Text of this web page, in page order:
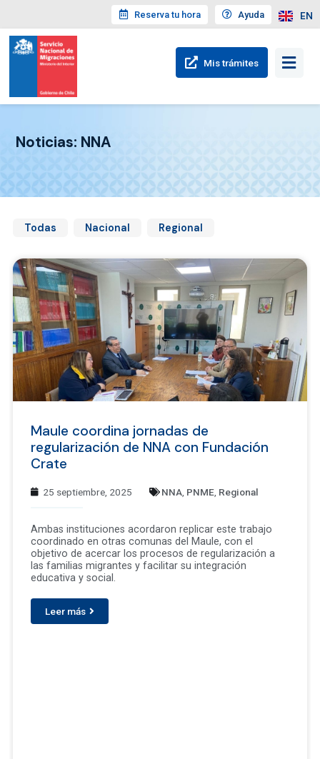
Reserva tu hora Ayuda EN
Mis trámites
Noticias: NNA
Todas Nacional Regional
Maule coordina jornadas de
regularización de NNA con Fundación
Crate
25 septiembre, 2025 NNA, PNME, Regional
Ambas instituciones acordaron replicar este trabajo
coordinado en otras comunas del Maule, con el
objetivo de acercar los procesos de regularización a
las familias migrantes y facilitar su integración
educativa y social.
Leer más